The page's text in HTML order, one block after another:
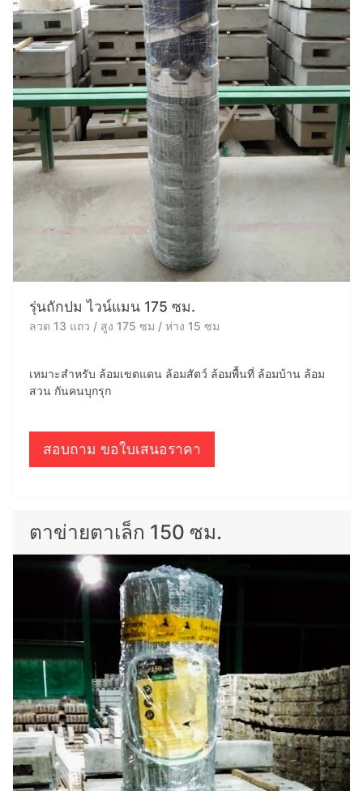
รุ่นถักปม ไวน์แมน 175 ซม.
ลวด 13 แถว / สูง 175 ซม / ห่าง 15 ซม
เหมาะสำหรับ ล้อมเขตแดน ล้อมสัตว์ ล้อมพื้นที่ ล้อมบ้าน ล้อม
สวน กันคนบุกรุก
สอบถาม ขอใบเสนอราคา
ตาข่ายตาเล็ก 150 ซม.